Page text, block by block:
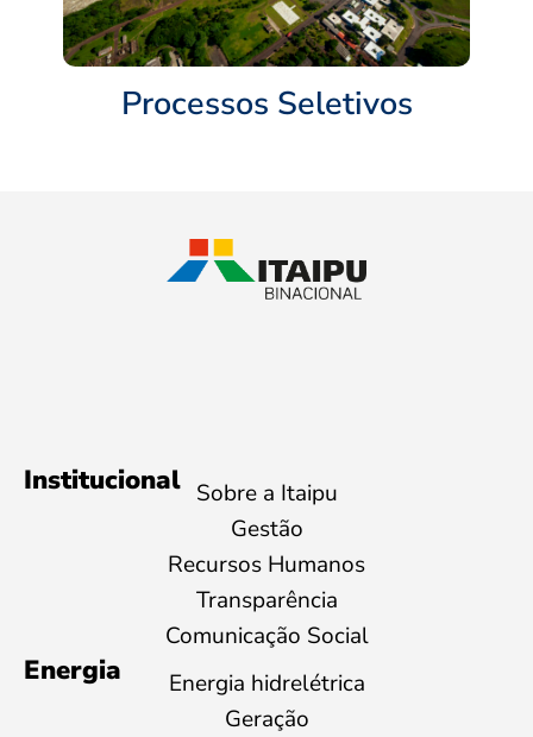
Processos Seletivos
Institucional Sobre a Itaipu
Gestão
Recursos Humanos
Transparência
Comunicação Social
Energia
Energia hidrelétrica
Geração